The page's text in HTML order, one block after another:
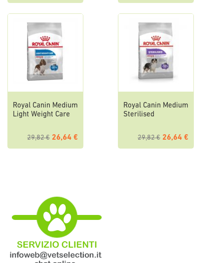
Royal Canin Medium
Light Weight Care
29,82 € 26,64 €
Royal Canin Medium
Sterilised
29,82 € 26,64 €